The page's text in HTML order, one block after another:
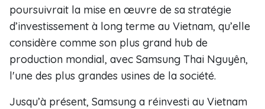
poursuivrait la mise en œuvre de sa stratégie
d’investissement à long terme au Vietnam, qu’elle
considère comme son plus grand hub de
production mondial, avec Samsung Thai Nguyên,
l'une des plus grandes usines de la société.
Jusqu’à présent, Samsung a réinvesti au Vietnam